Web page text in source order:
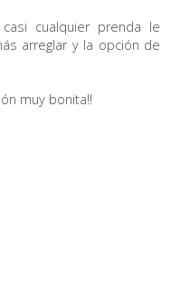
cualquier prenda le
arreglar y la opción de
muy bonita!!